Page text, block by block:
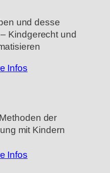
und desse
Kindgerecht und
Infos
der
mit Kindern
Infos